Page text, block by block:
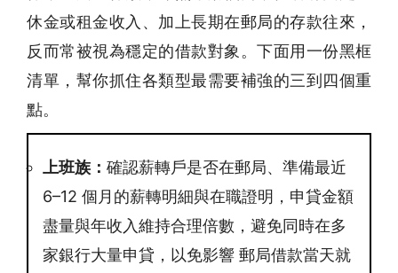
休金或租金收入、加上長期在郵局的存款往來，
反而常被視為穩定的借款對象。下面用一份黑框
清單，幫你抓住各類型最需要補強的三到四個重
點。
上班族： 確認薪轉戶是否在郵局、準備最近
6–12 個月的薪轉明細與在職證明，申貸金額
盡量與年收入維持合理倍數，避免同時在多
家銀行大量申貸，以免影響 郵局借款當天就